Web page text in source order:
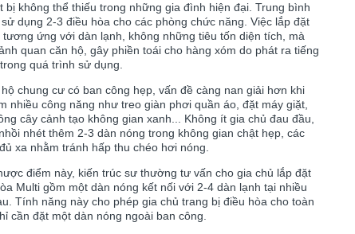
bị không thể thiếu trong những gia đình hiện đại. Trung bình
dụng 2-3 điều hòa cho các phòng chức năng. Việc lắp đặt
tương ứng với dàn lạnh, không những tiêu tốn diện tích, mà
quan căn hộ, gây phiền toái cho hàng xóm do phát ra tiếng
quá trình sử dụng.
chung cư có ban công hẹp, vấn đề càng nan giải hơn khi
nhiều công năng như treo giàn phơi quần áo, đặt máy giặt,
cây cảnh tạo không gian xanh... Không ít gia chủ đau đầu,
nhét thêm 2-3 dàn nóng trong không gian chật hẹp, các
xa nhằm tránh hấp thu chéo hơi nóng.
điểm này, kiến trúc sư thường tư vấn cho gia chủ lắp đặt
Multi gồm một dàn nóng kết nối với 2-4 dàn lạnh tại nhiều
Tính năng này cho phép gia chủ trang bị điều hòa cho toàn
cần đặt một dàn nóng ngoài ban công.